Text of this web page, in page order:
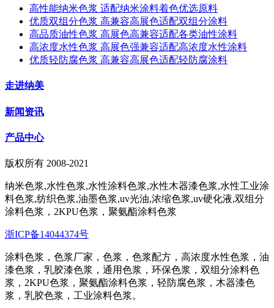
高性能纳米色浆 适配纳米涂料着色优选原料
优质双组分色浆 高兼容高展色适配双组分涂料
高品质油性色浆 高展色高兼容适配各类油性涂料
高浓度水性色浆 高展色强兼容适配高浓度水性涂料
优质轻防腐色浆 高兼容高展色适配轻防腐涂料
走进纳美
新闻资讯
产品中心
版权所有 2008-2021
纳米色浆,水性色浆,水性涂料色浆,水性木器漆色浆,水性工业涂
料色浆,纺织色浆,油墨色浆,uv光油,浓缩色浆,uv硬化液,双组分
涂料色浆，2KPU色浆，聚氨酯涂料色浆
浙ICP备14044374号
涂料色浆，色浆厂家，色浆，色浆配方，高浓度水性色浆，油
漆色浆，乳胶漆色浆，通用色浆，环保色浆，双组分涂料色
浆，2KPU色浆，聚氨酯涂料色浆，轻防腐色浆，木器漆色
浆，乳胶色浆，工业涂料色浆。